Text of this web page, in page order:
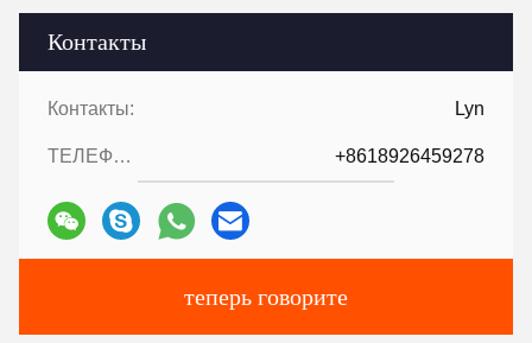
Контакты
Контакты: Lyn
ТЕЛЕФОН:: +8618926459278
теперь говорите